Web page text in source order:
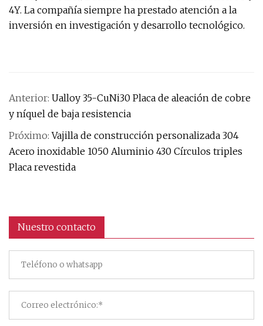
4Y. La compañía siempre ha prestado atención a la
inversión en investigación y desarrollo tecnológico.
Anterior: Ualloy 35-CuNi30 Placa de aleación de cobre
y níquel de baja resistencia
Próximo:Vajilla de construcción personalizada 304
Acero inoxidable 1050 Aluminio 430 Círculos triples
Placa revestida
Nuestro contacto